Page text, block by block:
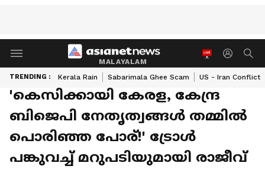
MALAYALAM
TRENDING : Kerala Rain Sabarimala Ghee Scam US - Iran Conflict
'കെസിക്കായി കേരള, കേന്ദ്ര
ബിജെപി നേതൃത്വങ്ങൾ തമ്മിൽ
പൊരിഞ്ഞ പോര്!' ട്രോൾ
പങ്കുവച്ച് മറുപടിയുമായി രാജീവ്